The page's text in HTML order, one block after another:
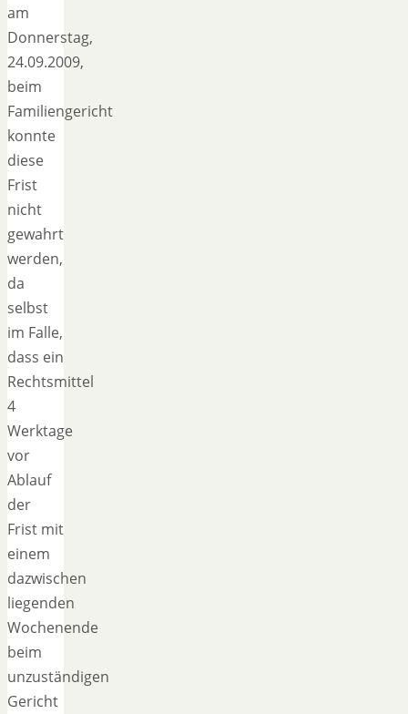
am
Donnerstag,
24.09.2009,
beim
Familiengericht
konnte
diese
Frist
nicht
gewahrt
werden,
da
selbst
im Falle,
dass ein
Rechtsmittel
4
Werktage
vor
Ablauf
der
Frist mit
einem
dazwischen
liegenden
Wochenende
beim
unzuständigen
Gericht